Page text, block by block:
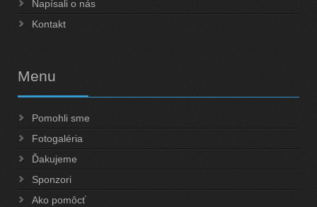
Napísali o nás
Kontakt
Menu
Pomohli sme
Fotogaléria
Ďakujeme
Sponzori
Ako pomôcť